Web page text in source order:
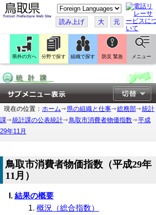
こ
の
ペ
ー
ジ
翻
訳
す
読み上げ 大 元
県外の方へ 分野で探す 組織で探す 防災 緊急 メニュー
現在の位置： ホーム 県の組織と仕事 総務部
統計
課
統計課の公表統計 鳥取市消費者物価指数
平成
29年11月
鳥取市消費者物価指数（平成29年
11月）
結果の概要
概況（総合指数）